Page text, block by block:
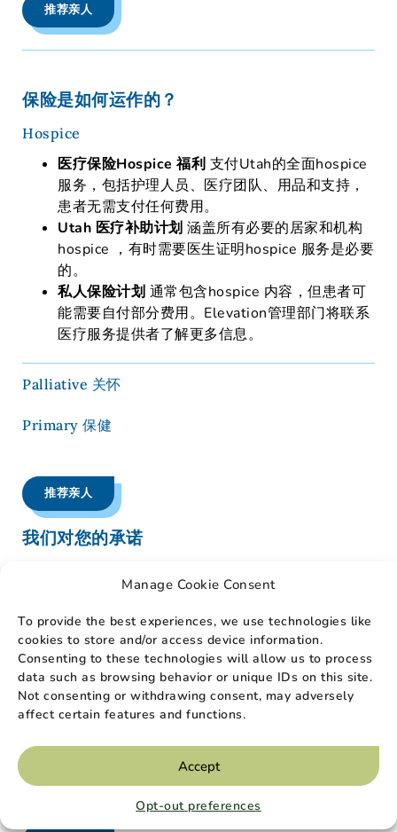
Manage Cookie Consent
To provide the best experiences, we use technologies like
cookies to store and/or access device information.
Consenting to these technologies will allow us to process
data such as browsing behavior or unique IDs on this site.
Not consenting or withdrawing consent, may adversely
affect certain features and functions.
Accept
Opt-out preferences
推荐亲人
保险是如何运作的？
Hospice
医疗保险Hospice 福利 支付Utah的全面hospice
服务，包括护理人员、医疗团队、用品和支持，
患者无需支付任何费用。
Utah 医疗补助计划 涵盖所有必要的居家和机构
hospice ，有时需要医生证明hospice 服务是必要
的。
私人保险计划 通常包含hospice 内容，但患者可
能需要自付部分费用。Elevation管理部门将联系
医疗服务提供者了解更多信息。
Palliative 关怀
Primary 保健
推荐亲人
我们对您的承诺
我们的护理人员将
以最大的尊重和同情为您的亲人和家
我们始终将病人的需求放在第一
位。
我们的专业护理人员为患者提供以下服务
知识渊博、高素质和富有同情心的护理
安慰陷入困境的家庭成员
满足社交、情感和精神需求的疗法
行业领先的医疗设备和用品